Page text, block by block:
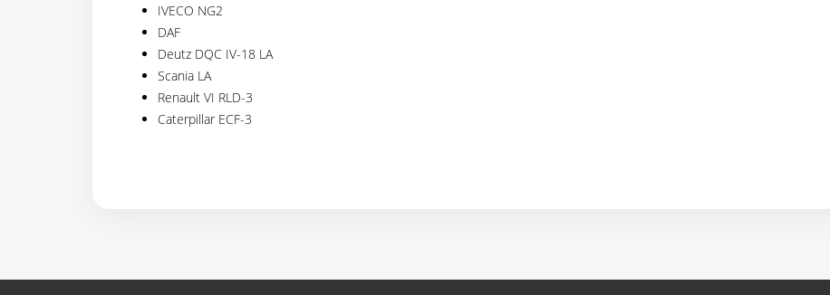
IVECO NG2
DAF
Deutz DQC IV-18 LA
Scania LA
Renault VI RLD-3
Caterpillar ECF-3